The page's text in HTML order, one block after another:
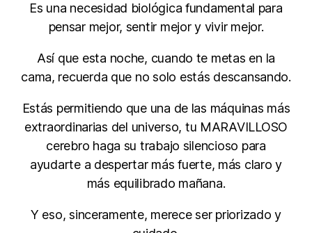
Es una necesidad biológica fundamental para
pensar mejor, sentir mejor y vivir mejor.
Así que esta noche, cuando te metas en la
cama, recuerda que no solo estás descansando.
Estás permitiendo que una de las máquinas más
extraordinarias del universo, tu MARAVILLOSO
cerebro haga su trabajo silencioso para
ayudarte a despertar más fuerte, más claro y
más equilibrado mañana.
Y eso, sinceramente, merece ser priorizado y